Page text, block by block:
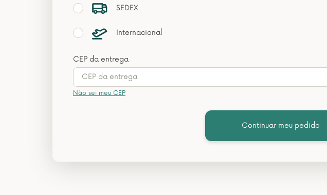
SEDEX
Internacional
CEP da entrega
Não sei meu CEP
Continuar meu pedido